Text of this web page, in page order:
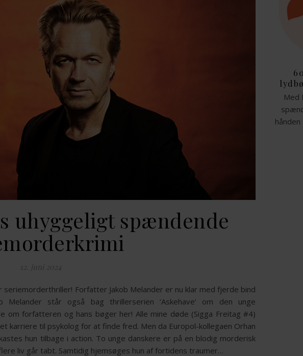
uhyggeligt spændende
12. juni 2024
Forfatter Jakob Melander er nu klar med fjerde bind
Melander står også bag thrillerserien ‘Askehave‘ om den unge
om forfatteren og hans bøger her! Alle mine døde (Sigga Freitag #4)
karriere til psykolog for at finde fred. Men da Europol-kollegaen Orhan
hun tilbage i action. To unge danskere er på en blodig morderisk
liv går tabt. Samtidig hjemsøges hun af fortidens traumer…
Med